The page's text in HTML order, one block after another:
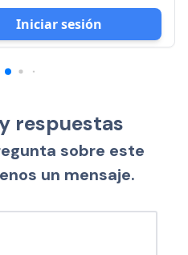
Iniciar sesión
respuestas
sobre este
un mensaje.